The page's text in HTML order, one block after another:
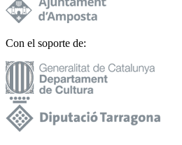
Con el soporte de: